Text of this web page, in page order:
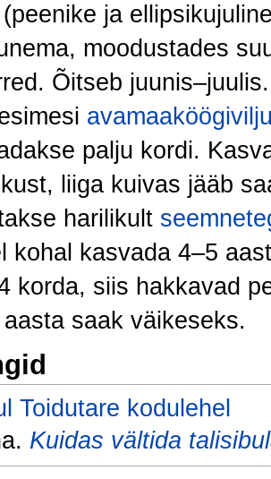
ja
moo­dustades
Õitseb
palju kordi.
liiga kuivas jääb
harilikult
kohal kasvada 4–5
korda, siis hakkavad
saak väikeseks.
Toidutare kodulehel
Kuidas vältida